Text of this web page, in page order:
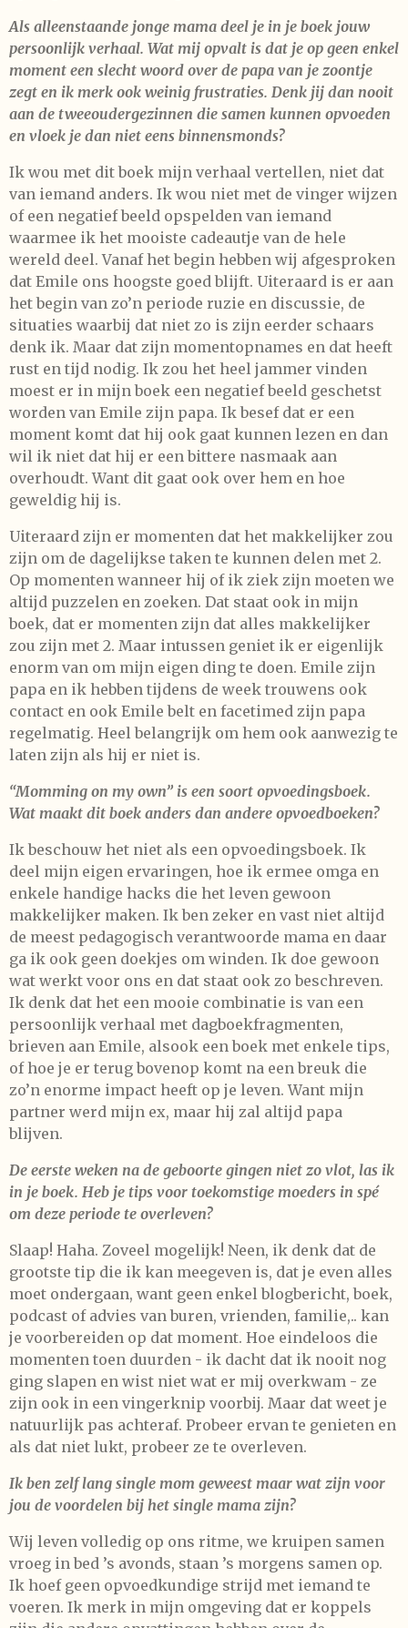
Als alleenstaande jonge mama deel je in je boek jouw
persoonlijk verhaal. Wat mij opvalt is dat je op geen enkel
moment een slecht woord over de papa van je zoontje
zegt en ik merk ook weinig frustraties. Denk jij dan nooit
aan de tweeoudergezinnen die samen kunnen opvoeden
en vloek je dan niet eens binnensmonds?
Ik wou met dit boek mijn verhaal vertellen, niet dat
van iemand anders. Ik wou niet met de vinger wijzen
of een negatief beeld opspelden van iemand
waarmee ik het mooiste cadeautje van de hele
wereld deel. Vanaf het begin hebben wij afgesproken
dat Emile ons hoogste goed blijft. Uiteraard is er aan
het begin van zo’n periode ruzie en discussie, de
situaties waarbij dat niet zo is zijn eerder schaars
denk ik. Maar dat zijn momentopnames en dat heeft
rust en tijd nodig. Ik zou het heel jammer vinden
moest er in mijn boek een negatief beeld geschetst
worden van Emile zijn papa. Ik besef dat er een
moment komt dat hij ook gaat kunnen lezen en dan
wil ik niet dat hij er een bittere nasmaak aan
overhoudt. Want dit gaat ook over hem en hoe
geweldig hij is.
Uiteraard zijn er momenten dat het makkelijker zou
zijn om de dagelijkse taken te kunnen delen met 2.
Op momenten wanneer hij of ik ziek zijn moeten we
altijd puzzelen en zoeken. Dat staat ook in mijn
boek, dat er momenten zijn dat alles makkelijker
zou zijn met 2. Maar intussen geniet ik er eigenlijk
enorm van om mijn eigen ding te doen. Emile zijn
papa en ik hebben tijdens de week trouwens ook
contact en ook Emile belt en facetimed zijn papa
regelmatig. Heel belangrijk om hem ook aanwezig te
laten zijn als hij er niet is.
“Momming on my own” is een soort opvoedingsboek.
Wat maakt dit boek anders dan andere opvoedboeken?
Ik beschouw het niet als een opvoedingsboek. Ik
deel mijn eigen ervaringen, hoe ik ermee omga en
enkele handige hacks die het leven gewoon
makkelijker maken. Ik ben zeker en vast niet altijd
de meest pedagogisch verantwoorde mama en daar
ga ik ook geen doekjes om winden. Ik doe gewoon
wat werkt voor ons en dat staat ook zo beschreven.
Ik denk dat het een mooie combinatie is van een
persoonlijk verhaal met dagboekfragmenten,
brieven aan Emile, alsook een boek met enkele tips,
of hoe je er terug bovenop komt na een breuk die
zo’n enorme impact heeft op je leven. Want mijn
partner werd mijn ex, maar hij zal altijd papa
blijven.
De eerste weken na de geboorte gingen niet zo vlot, las ik
in je boek. Heb je tips voor toekomstige moeders in spé
om deze periode te overleven?
Slaap! Haha. Zoveel mogelijk! Neen, ik denk dat de
grootste tip die ik kan meegeven is, dat je even alles
moet ondergaan, want geen enkel blogbericht, boek,
podcast of advies van buren, vrienden, familie,.. kan
je voorbereiden op dat moment. Hoe eindeloos die
momenten toen duurden - ik dacht dat ik nooit nog
ging slapen en wist niet wat er mij overkwam - ze
zijn ook in een vingerknip voorbij. Maar dat weet je
natuurlijk pas achteraf. Probeer ervan te genieten en
als dat niet lukt, probeer ze te overleven.
Ik ben zelf lang single mom geweest maar wat zijn voor
jou de voordelen bij het single mama zijn?
Wij leven volledig op ons ritme, we kruipen samen
vroeg in bed ’s avonds, staan ’s morgens samen op.
Ik hoef geen opvoedkundige strijd met iemand te
voeren. Ik merk in mijn omgeving dat er koppels